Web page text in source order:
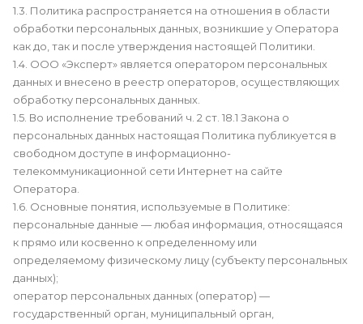
1.3. Политика распространяется на отношения в области
обработки персональных данных, возникшие у Оператора
как до, так и после утверждения настоящей Политики.
1.4. ООО «Эксперт» является оператором персональных
данных и внесено в реестр операторов, осуществляющих
обработку персональных данных.
1.5. Во исполнение требований ч. 2 ст. 18.1 Закона о
персональных данных настоящая Политика публикуется в
свободном доступе в информационно-
телекоммуникационной сети Интернет на сайте
Оператора.
1.6. Основные понятия, используемые в Политике:
персональные данные — любая информация, относящаяся
к прямо или косвенно к определенному или
определяемому физическому лицу (субъекту персональных
данных);
оператор персональных данных (оператор) —
государственный орган, муниципальный орган,